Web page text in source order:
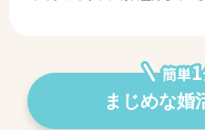
まじめな婚